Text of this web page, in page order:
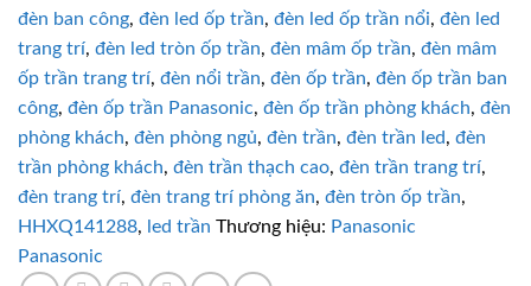
HHXQ141188
12W
trung
tính
số
lượng
đèn ban công, đèn led ốp trần, đèn led ốp trần nổi, đèn led
trang trí, đèn led tròn ốp trần, đèn mâm ốp trần, đèn mâm
ốp trần trang trí, đèn nổi trần, đèn ốp trần, đèn ốp trần ban
công, đèn ốp trần Panasonic, đèn ốp trần phòng khách, đèn
phòng khách, đèn phòng ngủ, đèn trần, đèn trần led, đèn
trần phòng khách, đèn trần thạch cao, đèn trần trang trí,
đèn trang trí, đèn trang trí phòng ăn, đèn tròn ốp trần,
HHXQ141288, led trần Thương hiệu: Panasonic
Panasonic